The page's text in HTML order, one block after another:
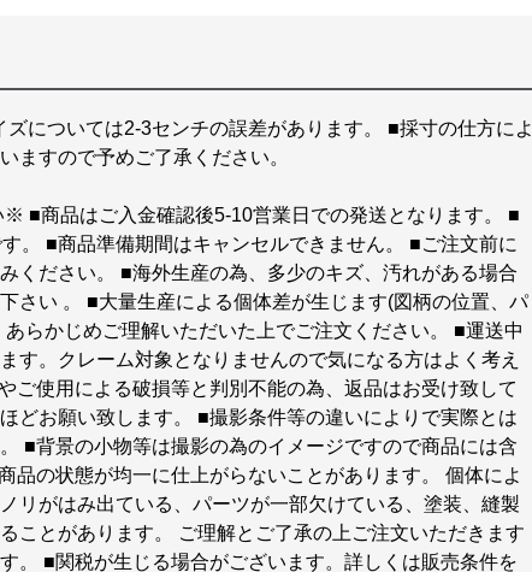
については2-3センチの誤差があります。 ■採寸の仕方によ
ますので予めご了承ください。
■商品はご入金確認後5-10営業日での発送となります。 ■
。 ■商品準備期間はキャンセルできません。 ■ご注文前に
ください。 ■海外生産の為、多少のキズ、汚れがある場合
さい 。 ■大量生産による個体差が生じます(図柄の位置、パ
らかじめご理解いただいた上でご注文ください。 ■運送中
す。クレーム対象となりませんので気になる方はよく考え
ご使用による破損等と判別不能の為、返品はお受け致して
どお願い致します。 ■撮影条件等の違いによりで実際とは
■背景の小物等は撮影の為のイメージですので商品には含
品の状態が均一に仕上がらないことがあります。 個体によ
リがはみ出ている、パーツが一部欠けている、塗装、縫製
ことがあります。 ご理解とご了承の上ご注文いただきます
。 ■関税が生じる場合がございます。詳しくは販売条件を